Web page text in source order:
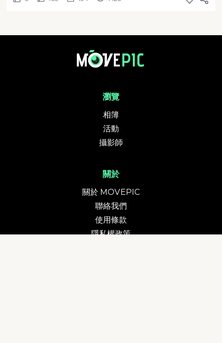
瀏覽
相簿
活動
攝影師
關於
關於 MOVEPIC
聯絡我們
使用條款
隱私權政策